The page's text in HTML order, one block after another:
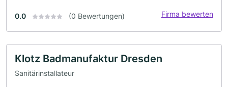
0.0 (0 Bewertungen) Firma bewerten
Klotz Badmanufaktur Dresden
Sanitärinstallateur